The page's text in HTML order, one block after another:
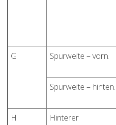
G
Spurweite – vorn.
Spurweite – hinten.
H
Hinterer